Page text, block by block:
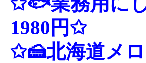
1980円✩
✩🍰北海道メ